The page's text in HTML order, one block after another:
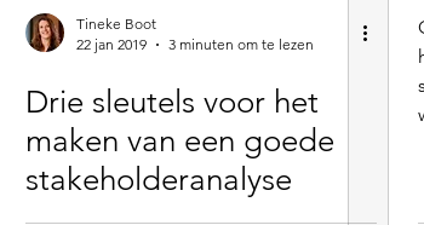
Tineke Boot
22 jan 2019
3 minuten om te lezen
Drie sleutels voor het
maken van een goede
stakeholderanalyse